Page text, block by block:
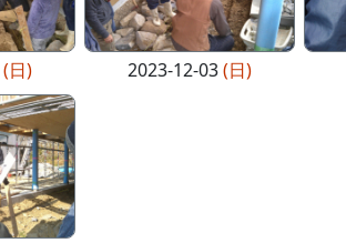
(日) 2023-12-03(日)